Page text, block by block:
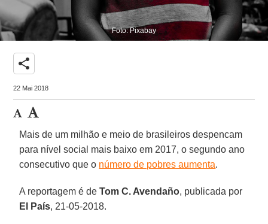
Foto: Pixabay
share
22 Mai 2018
Mais de um milhão e meio de brasileiros despencam
para nível social mais baixo em 2017, o segundo ano
consecutivo que o número de pobres aumenta.
A reportagem é deTom C. Avendaño, publicada por
El País, 21-05-2018.